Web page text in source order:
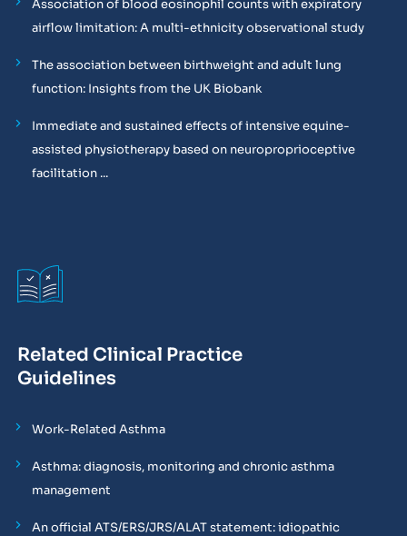
Association of blood eosinophil counts with expiratory
airflow limitation: A multi-ethnicity observational study
The association between birthweight and adult lung
function: Insights from the UK Biobank
Immediate and sustained effects of intensive equine-
assisted physiotherapy based on neuroproprioceptive
facilitation ...
Related Clinical Practice
Guidelines
Work-Related Asthma
Asthma: diagnosis, monitoring and chronic asthma
management
An official ATS/ERS/JRS/ALAT statement: idiopathic